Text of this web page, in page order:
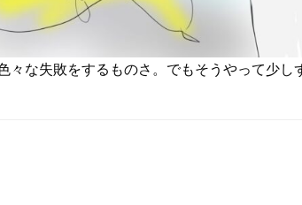
々な失敗をするものさ。でもそうやって少